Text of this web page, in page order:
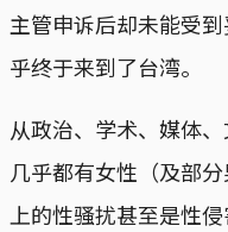
主管申诉后却未能受到
乎终于来到了台湾。
从政治、学术、媒体
几乎都有女性（及部
上的性骚扰甚至是性